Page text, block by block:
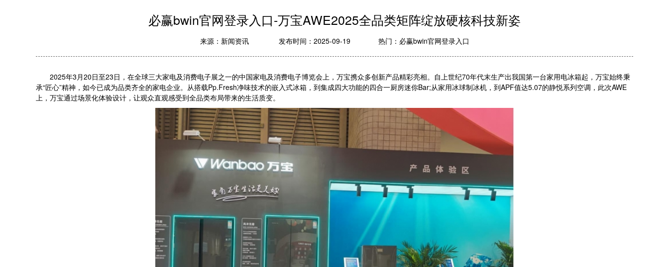
必赢bwin官网登录入口-万宝AWE2025全品类矩阵绽放硬核科技新姿
来源： 新闻资讯 发布时间：2025-09-19 热门： 必赢bwin官网登录入口
2025年3月20日至23日，在全球三大家电及消费电子展之一的中国家电及消费电子博览会上，万宝携众多创新产品精彩亮相。自上世纪70年代末生产出我国第一台家用电冰箱起，万宝始终秉
承“匠心”精神，如今已成为品类齐全的家电企业。从搭载Pp.Fresh净味技术的嵌入式冰箱，到集成四大功能的四合一厨房迷你Bar;从家用冰球制冰机，到APF值达5.07的静悦系列空调，此次AWE
上，万宝通过场景化体验设计，让观众直观感受到全品类布局带来的生活质变。